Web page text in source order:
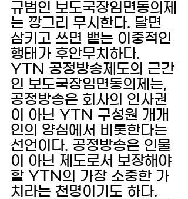
규범인 보도국장임면동의제
는 깡그리 무시한다. 달면
삼키고 쓰면 뱉는 이중적인
행태가 후안무치하다.
YTN 공정방송제도의 근간
인 보도국장임면동의제는,
공정방송은 회사의 인사권
이 아닌 YTN 구성원 개개
인의 양심에서 비롯한다는
선언이다. 공정방송은 인물
이 아닌 제도로서 보장해야
할 YTN의 가장 소중한 가
치라는 천명이기도 하다.